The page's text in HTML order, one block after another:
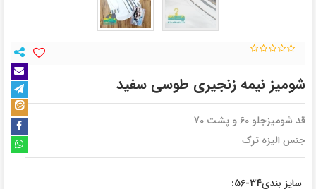
شومیز نیمه زنجیری طوسی سفید
قد شومیزجلو 60 و پشت 70
جنس الیزه ترک
سایز بندی34-56: